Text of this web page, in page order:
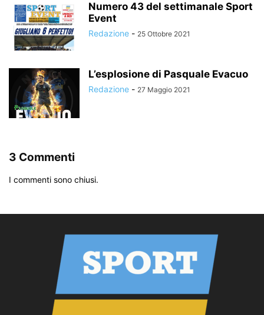
Numero 43 del settimanale Sport
Event
Redazione - 25 Ottobre 2021
L’esplosione di Pasquale Evacuo
Redazione - 27 Maggio 2021
3 Commenti
I commenti sono chiusi.